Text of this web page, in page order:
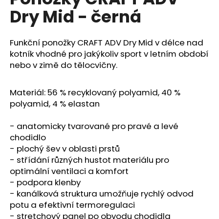
0,0
hvězdiček.
Dry Mid - černá
Funkční ponožky CRAFT ADV Dry Mid v délce nad
kotník vhodné pro jakýkoliv sport v letním období
nebo v zimě do tělocvičny.
Materiál: 56 % recyklovaný polyamid, 40 %
polyamid, 4 % elastan
- anatomicky tvarované pro pravé a levé
chodidlo
- plochý šev v oblasti prstů
- střídání různých hustot materiálu pro
optimální ventilaci a komfort
- podpora klenby
- kanálková struktura umožňuje rychlý odvod
potu a efektivní termoregulaci
- stretchový panel po obvodu chodidla
a
j
í
t
?
D
o
p
u